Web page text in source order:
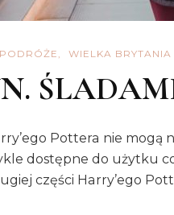
WIELKA BRYTANIA
Pottera nie mogą
dostępne do użytku
części Harry’ego